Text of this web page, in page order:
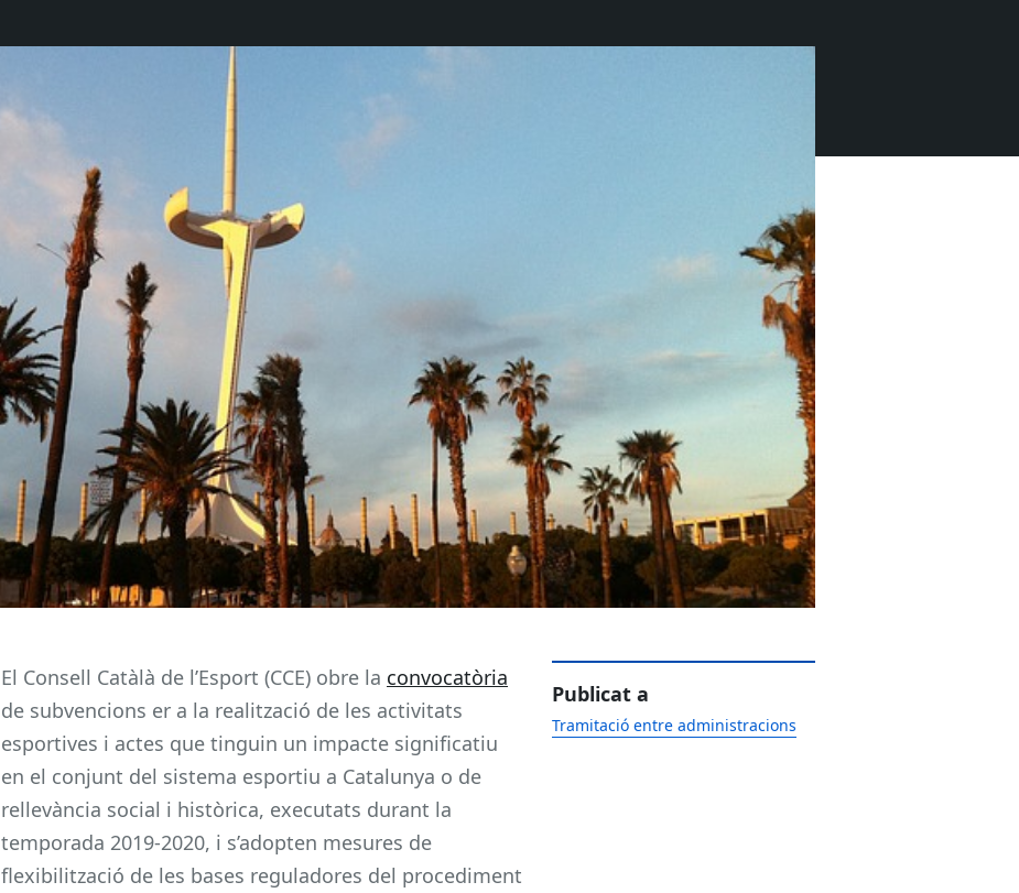
El Consell Catàlà de l’Esport (CCE) obre la convocatòria
de subvencions er a la realització de les activitats
esportives i actes que tinguin un impacte significatiu
en el conjunt del sistema esportiu a Catalunya o de
rellevància social i històrica, executats durant la
temporada 2019-2020, i s’adopten mesures de
flexibilització de les bases reguladores del procediment
Publicat a
Tramitació entre administracions